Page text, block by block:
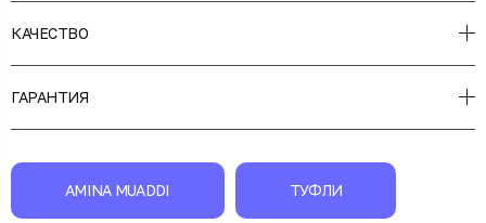
КАЧЕСТВО
ГАРАНТИЯ
AMINA MUADDI ТУФЛИ